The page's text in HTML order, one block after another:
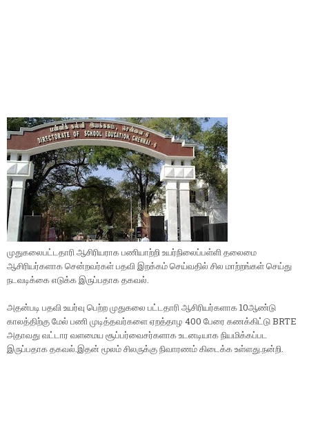
முதுகலைபட்டதாரி ஆசிரியராக பணியாற்றி உயர்நிலைப்பள்ளி தலைமை
ஆசிரியர்களாக சென்றவர்கள் பதவி இறக்கம் செய்வதில் சில மாற்றங்கள் செய்து
நடவடிக்கை எடுக்க இருப்பதாக தகவல்.
அதன்படி பதவி உயர்வு பெற்ற முதுகலை பட்டதாரி ஆசிரியர்களாக 10ஆண்டு
காலத்திற்கு மேல் பணி முடித்தவர்களை ஏறத்தாழ 400 பேரை கணக்கிட்டு BRTE
அதாவது வட்டார வளமைய சூப்பர்வைசர்களாக உடனடியாக நியமிக்கப்பட
இருப்பதாக தகவல்.இதன் மூலம் சிலருக்கு நிவாரணம் கிடைக்க உள்ளது.நன்றி.